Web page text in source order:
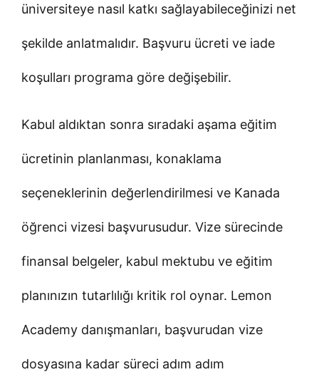
üniversiteye nasıl katkı sağlayabileceğinizi net
şekilde anlatmalıdır. Başvuru ücreti ve iade
koşulları programa göre değişebilir.
Kabul aldıktan sonra sıradaki aşama eğitim
ücretinin planlanması, konaklama
seçeneklerinin değerlendirilmesi ve Kanada
öğrenci vizesi başvurusudur. Vize sürecinde
finansal belgeler, kabul mektubu ve eğitim
planınızın tutarlılığı kritik rol oynar. Lemon
Academy danışmanları, başvurudan vize
dosyasına kadar süreci adım adım